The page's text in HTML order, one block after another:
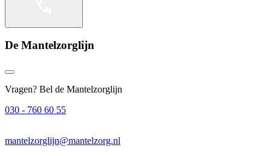
De Mantelzorglijn
Vragen? Bel de Mantelzorglijn
030 - 760 60 55
mantelzorglijn@mantelzorg.nl